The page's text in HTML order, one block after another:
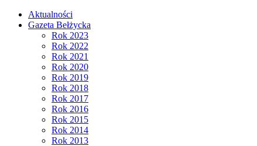
Aktualności
Gazeta Bełżycka
Rok 2023
Rok 2022
Rok 2021
Rok 2020
Rok 2019
Rok 2018
Rok 2017
Rok 2016
Rok 2015
Rok 2014
Rok 2013